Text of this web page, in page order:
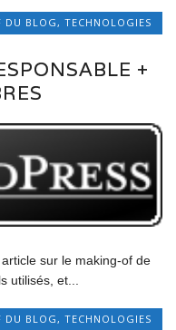
DU BLOG, TECHNOLOGIES
+
sur le making-of de
utilisés, et...
DU BLOG, TECHNOLOGIES